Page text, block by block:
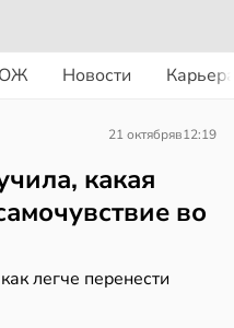
Новости
21 октябряв12:19
какая
во
легче перенести